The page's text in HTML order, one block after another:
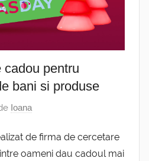
cadou pentru
bani si produse
Ioana
de firma de cercetare
oameni dau cadoul mai